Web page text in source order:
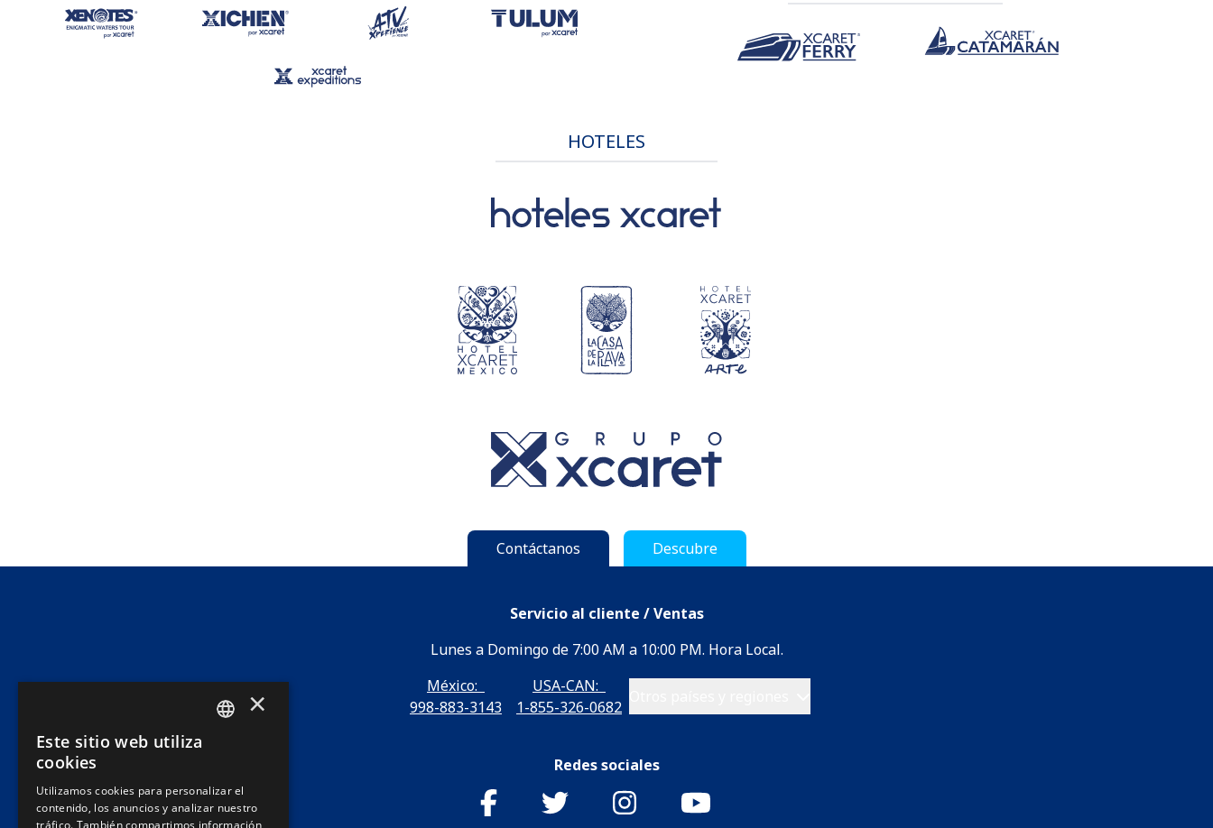
HOTELES
Contáctanos Descubre
Servicio al cliente / Ventas
Lunes a Domingo de 7:00 AM a 10:00 PM. Hora Local.
México:
998-883-3143
USA-CAN:
1-855-326-0682
Redes sociales
EN
×
Este sitio web utiliza
cookies
Utilizamos cookies para personalizar el
contenido, los anuncios y analizar nuestro
tráfico. También compartimos información